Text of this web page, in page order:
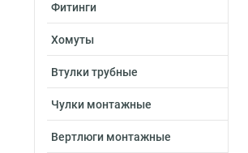
Фитинги
Хомуты
Втулки трубные
Чулки монтажные
Вертлюги монтажные